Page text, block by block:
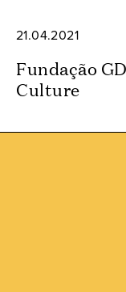
21.04.2021
Fundação
Culture